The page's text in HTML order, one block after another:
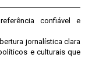
confiável e
jornalística clara
e culturais que